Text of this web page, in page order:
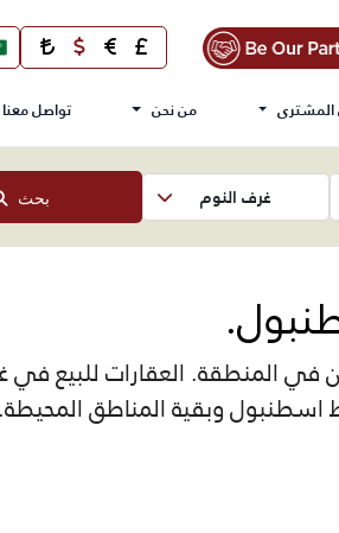
المشترى من نحن تواصل معنا
غرف النوم بحث
في المنطقة. العقارات للبيع في
اسطنبول وبقية المناطق